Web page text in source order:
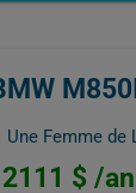
Une Femme de
2111 $ /